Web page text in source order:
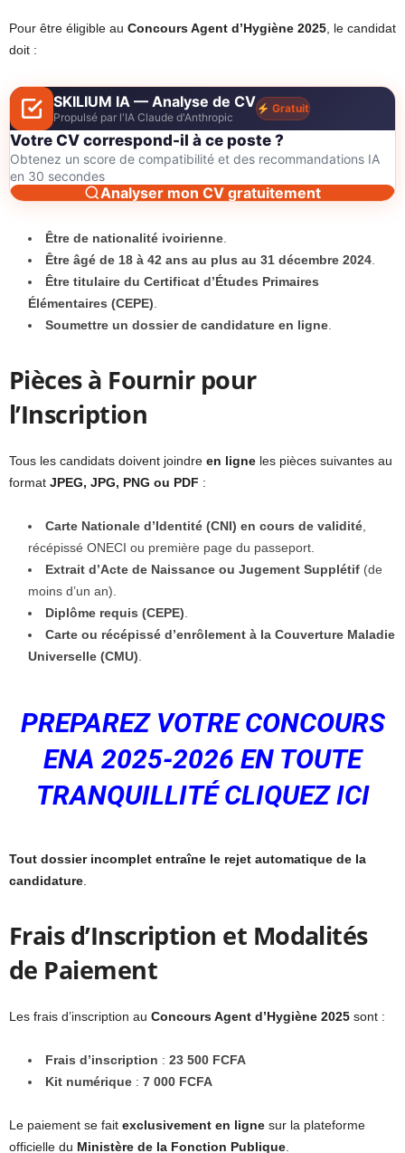
Pour être éligible au Concours Agent d’Hygiène 2025, le candidat
doit :
SKILIUM IA — Analyse de CV
Propulsé par l'IA Claude d'Anthropic
Gratuit
Votre CV correspond-il à ce poste ?
Obtenez un score de compatibilité et des recommandations IA
en 30 secondes
Analyser mon CV gratuitement
Être de nationalité ivoirienne.
Être âgé de 18 à 42 ans au plus au 31 décembre 2024.
Être titulaire du Certificat d’Études Primaires
Élémentaires (CEPE).
Soumettre un dossier de candidature en ligne.
Pièces à Fournir pour
l’Inscription
Tous les candidats doivent joindre en ligne les pièces suivantes au
format JPEG, JPG, PNG ou PDF :
Carte Nationale d’Identité (CNI) en cours de validité,
récépissé ONECI ou première page du passeport.
Extrait d’Acte de Naissance ou Jugement Supplétif (de
moins d’un an).
Diplôme requis (CEPE).
Carte ou récépissé d’enrôlement à la Couverture Maladie
Universelle (CMU).
PREPAREZ VOTRE CONCOURS
ENA 2025-2026 EN TOUTE
TRANQUILLITÉ CLIQUEZ ICI
Tout dossier incomplet entraîne le rejet automatique de la
candidature.
Frais d’Inscription et Modalités
de Paiement
Les frais d’inscription au Concours Agent d’Hygiène 2025 sont :
Frais d’inscription : 23 500 FCFA
Kit numérique : 7 000 FCFA
Le paiement se fait exclusivement en ligne sur la plateforme
officielle du Ministère de la Fonction Publique.